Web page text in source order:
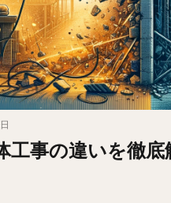
工事の違いを徹